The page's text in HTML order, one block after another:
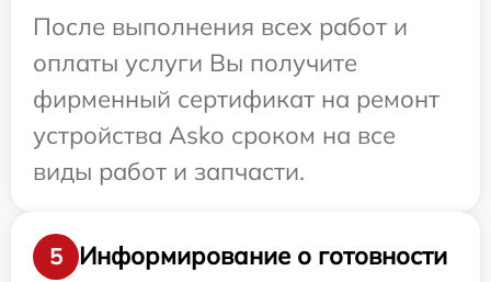
После выполнения всех работ и
оплаты услуги Вы получите
фирменный сертификат на ремонт
устройства Asko сроком на все
виды работ и запчасти.
5
Информирование о готовности